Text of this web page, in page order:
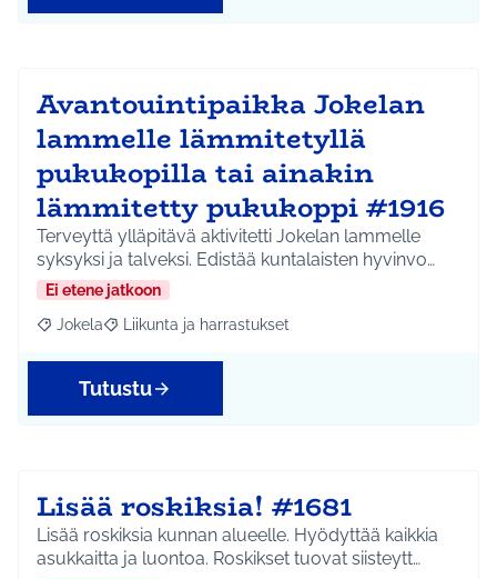
Avantouintipaikka Jokelan
lammelle lämmitetyllä
pukukopilla tai ainakin
lämmitetty pukukoppi #1916
Terveyttä ylläpitävä aktivitetti Jokelan lammelle
syksyksi ja talveksi. Edistää kuntalaisten hyvinvo…
Ei etene jatkoon
Rajaa tulokset aihepiirin mukaan: Jokela
Jokela Rajaa tulokset teeman mukaan: Liikunta ja
Liikunta ja harrastukset
Tutustu
Lisää roskiksia! #1681
Lisää roskiksia kunnan alueelle. Hyödyttää kaikkia
asukkaitta ja luontoa. Roskikset tuovat siisteytt…